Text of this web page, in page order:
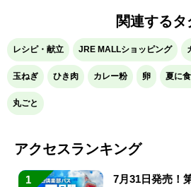
関連するタ
レシピ・献立 JRE MALLショッピング
玉ねぎ ひき肉 カレー粉 卵 夏に
丸ごと
アクセスランキング
1
7月31日発売！